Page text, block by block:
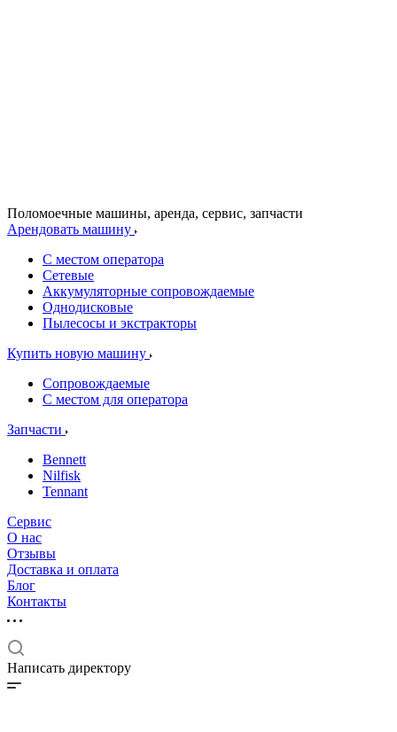
Поломоечные машины, аренда, сервис, запчасти
Арендовать машину
С местом оператора
Сетевые
Аккумуляторные сопровождаемые
Однодисковые
Пылесосы и экстракторы
Купить новую машину
Сопровождаемые
С местом для оператора
Запчасти
Bennett
Nilfisk
Tennant
Сервис
О нас
Отзывы
Доставка и оплата
Блог
Контакты
Написать директору